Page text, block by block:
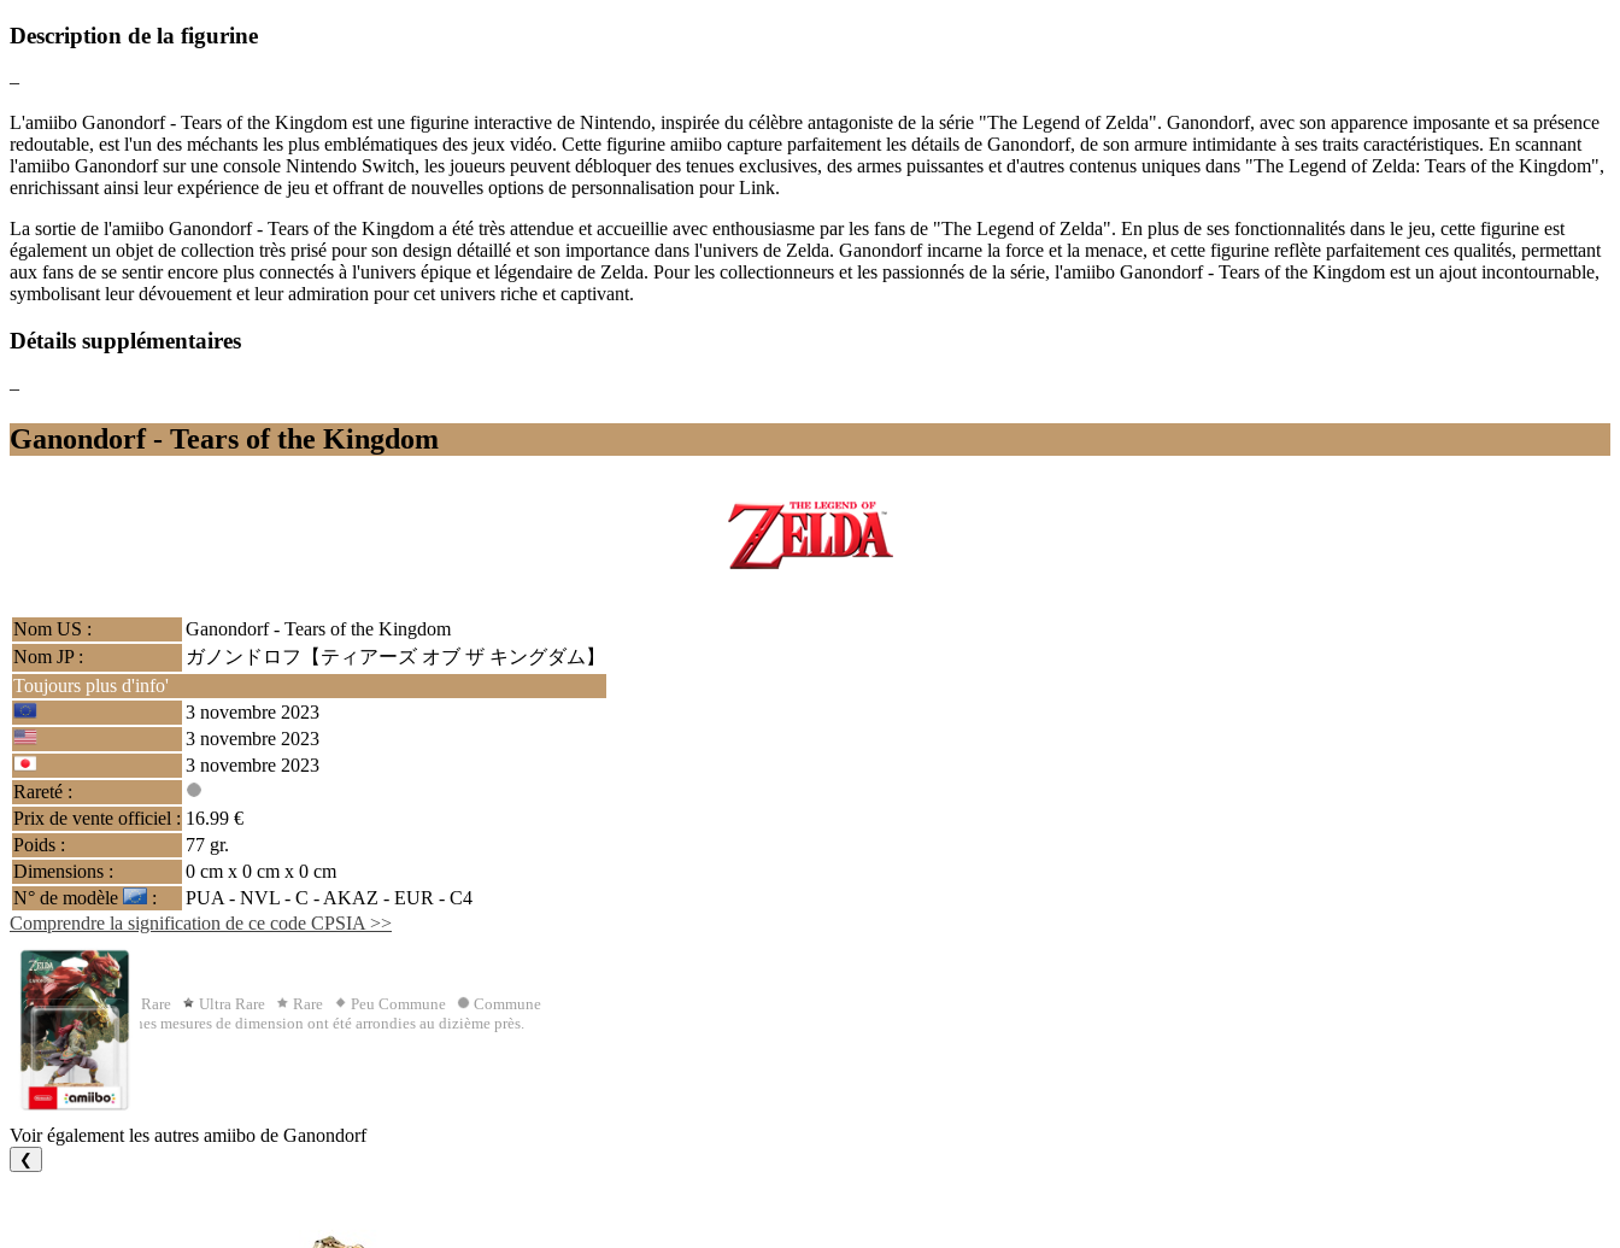
Description de la figurine
–
L'amiibo Ganondorf - Tears of the Kingdom est une figurine interactive de Nintendo, inspirée du célèbre antagoniste de la série "The Legend of Zelda". Ganondorf, avec son apparence imposante et sa présence
redoutable, est l'un des méchants les plus emblématiques des jeux vidéo. Cette figurine amiibo capture parfaitement les détails de Ganondorf, de son armure intimidante à ses traits caractéristiques. En scannant
l'amiibo Ganondorf sur une console Nintendo Switch, les joueurs peuvent débloquer des tenues exclusives, des armes puissantes et d'autres contenus uniques dans "The Legend of Zelda: Tears of the Kingdom",
enrichissant ainsi leur expérience de jeu et offrant de nouvelles options de personnalisation pour Link.
La sortie de l'amiibo Ganondorf - Tears of the Kingdom a été très attendue et accueillie avec enthousiasme par les fans de "The Legend of Zelda". En plus de ses fonctionnalités dans le jeu, cette figurine est
également un objet de collection très prisé pour son design détaillé et son importance dans l'univers de Zelda. Ganondorf incarne la force et la menace, et cette figurine reflète parfaitement ces qualités, permettant
aux fans de se sentir encore plus connectés à l'univers épique et légendaire de Zelda. Pour les collectionneurs et les passionnés de la série, l'amiibo Ganondorf - Tears of the Kingdom est un ajout incontournable,
symbolisant leur dévouement et leur admiration pour cet univers riche et captivant.
Détails supplémentaires
–
Ganondorf - Tears of the Kingdom
Nom US :
Ganondorf - Tears of the Kingdom
Nom JP :
ガノンドロフ【ティアーズ オブ ザ キングダム】
Toujours plus d'info'
3 novembre 2023
3 novembre 2023
3 novembre 2023
Rareté :
Prix de vente officiel : 16.99 €
Poids :
77 gr.
Dimensions :
0 cm x 0 cm x 0 cm
N° de modèle
: PUA - NVL - C - AKAZ - EUR - C4
Comprendre la signification de ce code CPSIA >>
Rareté : Ultimate Rare Ultra Rare Rare Peu Commune
Commune
Dimensions : certaines mesures de dimension ont été arrondies au dizième près.
Voir également les autres amiibo de Ganondorf
❮